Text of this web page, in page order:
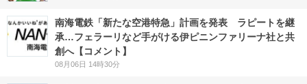
南海電鉄「新たな空港特急」計画を発表 ラピートを継
承…フェラーリなど手がける伊ピニンファリーナ社と共
創へ【コメント】
08月06日 14時30分